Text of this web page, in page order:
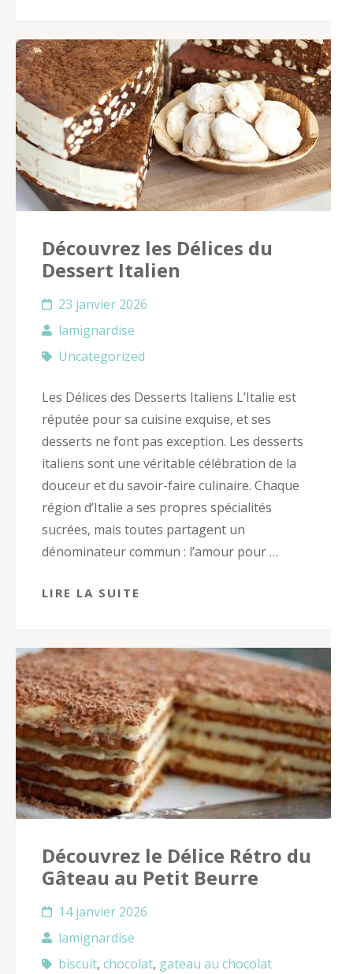
Découvrez les Délices du
Dessert Italien
23 janvier 2026
lamignardise
Uncategorized
Les Délices des Desserts Italiens L’Italie est
réputée pour sa cuisine exquise, et ses
desserts ne font pas exception. Les desserts
italiens sont une véritable célébration de la
douceur et du savoir-faire culinaire. Chaque
région d’Italie a ses propres spécialités
sucrées, mais toutes partagent un
dénominateur commun : l’amour pour …
LIRE LA SUITE
Découvrez le Délice Rétro du
Gâteau au Petit Beurre
14 janvier 2026
lamignardise
biscuit, chocolat, gateau au chocolat